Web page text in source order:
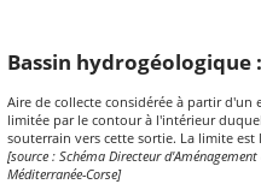
Bassin hydrogéologique :
Aire de collecte considérée à partir
limitée par le contour à l'intérieur
souterrain vers cette sortie. La limite
[source : Schéma Directeur
Méditerranée-Corse]